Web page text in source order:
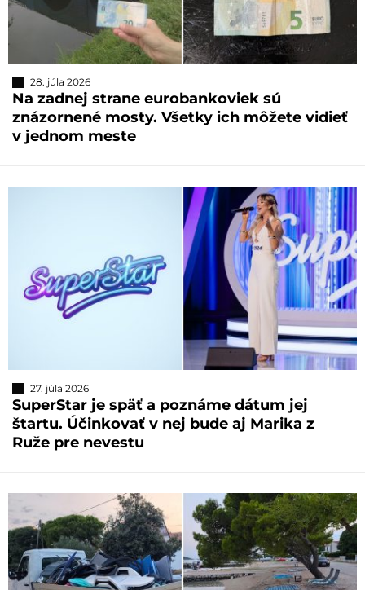
28. júla 2026
Na zadnej strane eurobankoviek sú
znázornené mosty. Všetky ich môžete vidieť
v jednom meste
27. júla 2026
SuperStar je späť a poznáme dátum jej
štartu. Účinkovať v nej bude aj Marika z
Ruže pre nevestu